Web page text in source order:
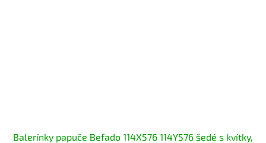
Balerínky papuče Befado 114X576 114Y576 šedé s kvítky,